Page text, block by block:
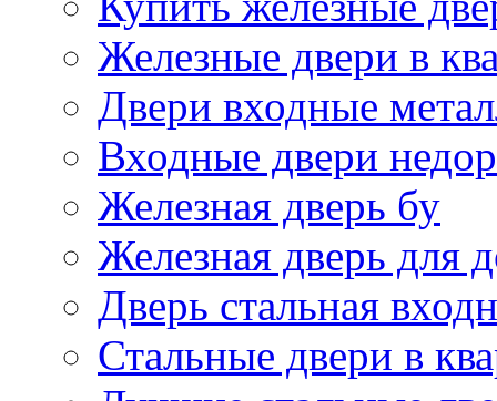
Железные двери в
Двери входные
Входные двери
Железная дверь бу
Железная дверь для
Дверь стальная
Стальные двери в